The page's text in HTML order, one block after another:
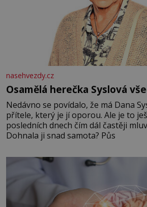
nasehvezdy.cz
Osamělá herečka Syslová
Nedávno se povídalo, že má Dana
přítele, který je jí oporou. Ale je to
posledních dnech čím dál častěji
Dohnala ji snad samota? Půs